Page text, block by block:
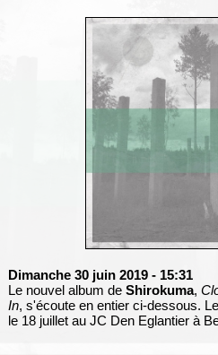
Dimanche 30 juin 2019 - 15:31
Le nouvel album de Shirokuma,
In, s'écoute en entier ci-dessous.
le 18 juillet au JC Den Eglantier à